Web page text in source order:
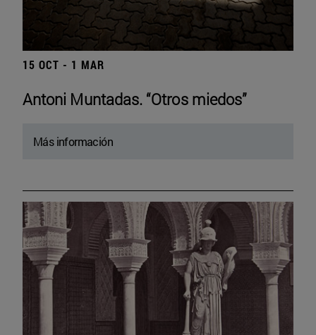
15 OCT - 1 MAR
Antoni Muntadas. “Otros miedos”
Más información